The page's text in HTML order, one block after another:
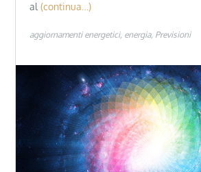
al (continua…)
aggiornamenti energetici energia Previsioni